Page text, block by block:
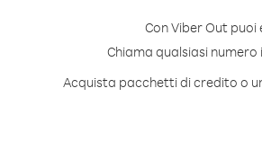
Con Viber Out
Chiama qualsiasi
Acquista pacchetti di credito o